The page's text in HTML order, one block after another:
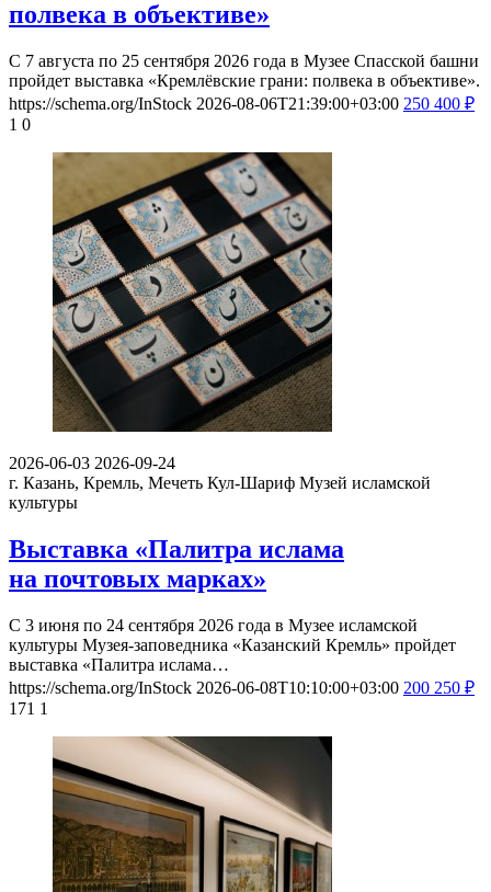
полвека в объективе»
С 7 августа по 25 сентября 2026 года в Музее Спасской башни
пройдет выставка «Кремлёвские грани: полвека в объективе».
https://schema.org/InStock 2026-08-06T21:39:00+03:00 250 400 ₽
1 0
2026-06-03 2026-09-24
г. Казань, Кремль, Мечеть Кул-Шариф Музей исламской
культуры
Выставка «Палитра ислама
на почтовых марках»
С 3 июня по 24 сентября 2026 года в Музее исламской
культуры Музея-заповедника «Казанский Кремль» пройдет
выставка «Палитра ислама…
https://schema.org/InStock 2026-06-08T10:10:00+03:00 200 250 ₽
171 1